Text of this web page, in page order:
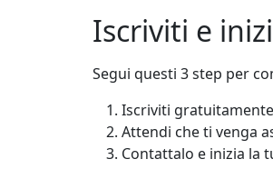
Iscriviti e
Segui questi 3 step per
Iscriviti
Attendi che ti venga
Contattalo e inizia la